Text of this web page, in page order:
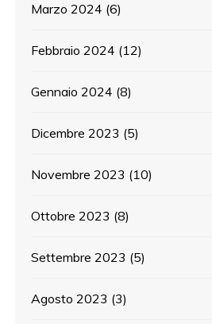
Marzo 2024 (6)
Febbraio 2024 (12)
Gennaio 2024 (8)
Dicembre 2023 (5)
Novembre 2023 (10)
Ottobre 2023 (8)
Settembre 2023 (5)
Agosto 2023 (3)